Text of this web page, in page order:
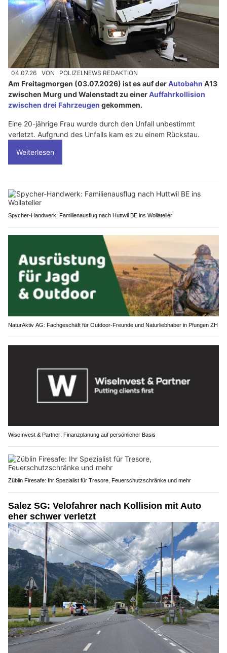
04.07.26 VON POLIZEI.NEWS REDAKTION
Am Freitagmorgen (03.07.2026) ist es auf derAutobahn A13
zwischen Murg und Walenstadt zu einerAuffahrkollision
zwischen drei Fahrzeugen gekommen.
Eine 20-jährige Frau wurde durch den Unfall unbestimmt
verletzt. Aufgrund des Unfalls kam es zu einem Rückstau.
Weiterlesen
Spycher-Handwerk: Familienausflug nach Huttwil BE ins Wollatelier
NaturAktiv AG: Fachgeschäft für Outdoor-Freunde und Naturliebhaber in Pfungen ZH
WiseInvest & Partner: Finanzplanung auf persönlicher Basis
Züblin Firesafe: Ihr Spezialist für Tresore, Feuerschutzschränke und mehr
Salez SG: Velofahrer nach Kollision mit Auto
eher schwer verletzt